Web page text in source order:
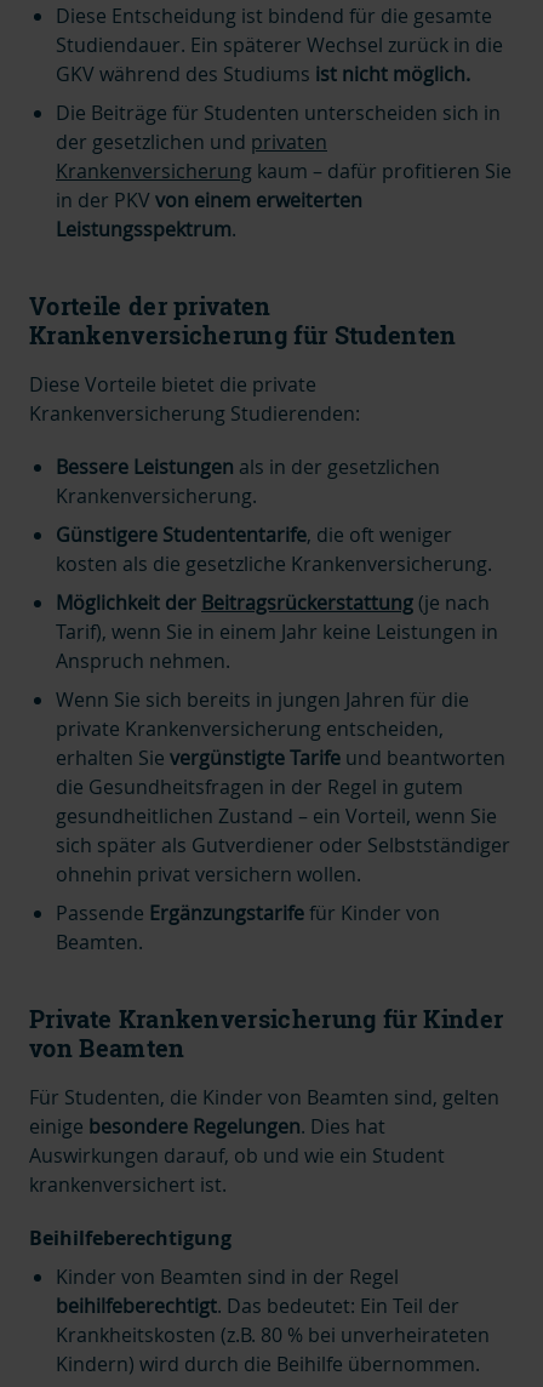
Diese Entscheidung ist bindend für die gesamte
Studiendauer. Ein späterer Wechsel zurück in die
GKV während des Studiums ist nicht möglich.
Die Beiträge für Studenten unterscheiden sich in
der gesetzlichen und privaten
Krankenversicherung kaum – dafür profitieren Sie
in der PKV von einem erweiterten
Leistungsspektrum.
Vorteile der privaten
Krankenversicherung für Studenten
Diese Vorteile bietet die private
Krankenversicherung Studierenden:
Bessere Leistungen als in der gesetzlichen
Krankenversicherung.
Günstigere Studententarife, die oft weniger
kosten als die gesetzliche Krankenversicherung.
Möglichkeit der Beitragsrückerstattung (je nach
Tarif), wenn Sie in einem Jahr keine Leistungen in
Anspruch nehmen.
Wenn Sie sich bereits in jungen Jahren für die
private Krankenversicherung entscheiden,
erhalten Sie vergünstigte Tarife und beantworten
die Gesundheitsfragen in der Regel in gutem
gesundheitlichen Zustand – ein Vorteil, wenn Sie
sich später als Gutverdiener oder Selbstständiger
ohnehin privat versichern wollen.
Passende Ergänzungstarifefür Kinder von
Beamten.
Private Krankenversicherung für Kinder
von Beamten
Für Studenten, die Kinder von Beamten sind, gelten
einige besondere Regelungen. Dies hat
Auswirkungen darauf, ob und wie ein Student
krankenversichert ist.
Beihilfeberechtigung
Kinder von Beamten sind in der Regel
beihilfeberechtigt. Das bedeutet: Ein Teil der
Krankheitskosten (z.B. 80 % bei unverheirateten
Kindern) wird durch die Beihilfe übernommen.